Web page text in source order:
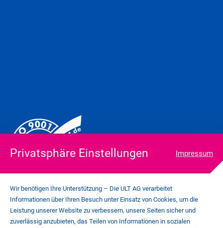
Privatsphäre Einstellungen Impressum
Wir benötigen Ihre Unterstützung – Die ULT AG verarbeitet
Informationen über Ihren Besuch unter Einsatz von Cookies, um die
Leistung unserer Website zu verbessern, unsere Seiten sicher und
zuverlässig anzubieten, das Teilen von Informationen in sozialen
COOKIE-EINSTELLUNGEN